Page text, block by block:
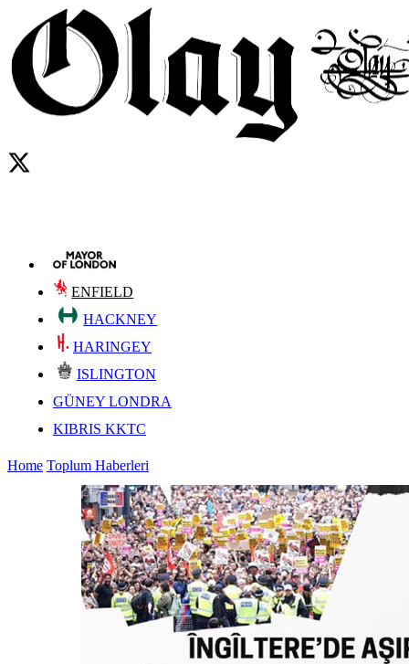
ENFIELD
HACKNEY
HARINGEY
ISLINGTON
GÜNEY LONDRA
KIBRIS KKTC
Home Toplum Haberleri